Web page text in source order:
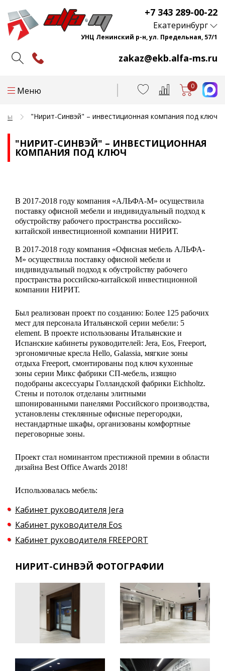
+7 343 289-00-22
zakaz@ekb.alfa-ms.ru
Екатеринбург
УНЦ Ленинский р-н, ул. Предельная, 57/1
Меню 0
"Нирит-Синвэй" – инвестиционная компания под ключ
"НИРИТ-СИНВЭЙ" – ИНВЕСТИЦИОННАЯ
КОМПАНИЯ ПОД КЛЮЧ
В 2017-2018 году компания «АЛЬФА-М» осуществила
поставку офисной мебели и индивидуальный подход к
обустройству рабочего пространства российско-
китайской инвестиционной компании НИРИТ.
В 2017-2018 году компания «Офисная мебель АЛЬФА-
М» осуществила поставку офисной мебели и
индивидуальный подход к обустройству рабочего
пространства российско-китайской инвестиционной
компании НИРИТ.
Был реализован проект по созданию: Более 125 рабочих
мест для персонала Итальянской серии мебели: 5
element. В проекте использованы Итальянские и
Испанские кабинеты руководителей: Jera, Eos, Freeport,
эргономичные кресла Hello, Galassia, мягкие зоны
отдыха Freeport, смонтированы под ключ кухонные
зоны серии Микс фабрики СП-мебель, изящно
подобраны аксессуары Голландской фабрики Eichholtz.
Стены и потолок отделаны элитными
шпонированными панелями Российского производства,
установлены стеклянные офисные перегородки,
нестандартные шкафы, организованы комфортные
переговорные зоны.
Проект стал номинантом престижной премии в области
дизайна Best Office Awards 2018!
Использовалась мебель:
Кабинет руководителя Jera
Кабинет руководителя Eos
Кабинет руководителя FREEPORT
НИРИТ-СИНВЭЙ ФОТОГРАФИИ